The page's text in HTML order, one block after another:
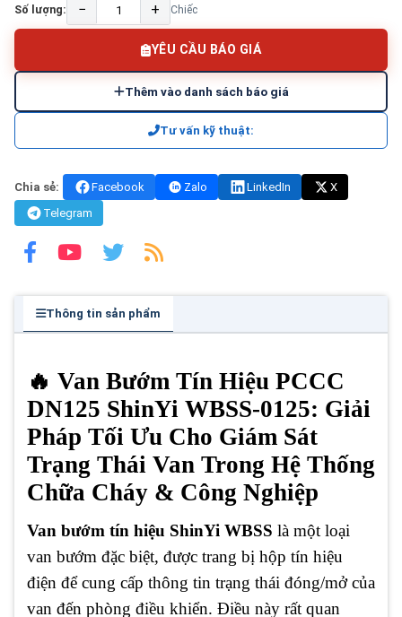
Số lượng: − + Chiếc
YÊU CẦU BÁO GIÁ
Thêm vào danh sách báo giá
Tư vấn kỹ thuật:
Chia sẻ: Facebook Zalo LinkedIn
X
Telegram
Thông tin sản phẩm
🔥 Van Bướm Tín Hiệu PCCC
DN125 ShinYi WBSS-0125: Giải
Pháp Tối Ưu Cho Giám Sát
Trạng Thái Van Trong Hệ Thống
Chữa Cháy & Công Nghiệp
Van bướm tín hiệu ShinYi WBSS là một loại
van bướm đặc biệt, được trang bị hộp tín hiệu
điện để cung cấp thông tin trạng thái đóng/mở của
van đến phòng điều khiển. Điều này rất quan